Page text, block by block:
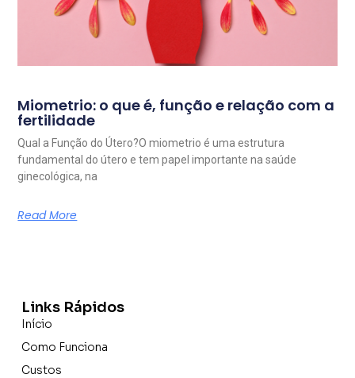
Miometrio: o que é, função e relação com a
fertilidade
Qual a Função do Útero?O miometrio é uma estrutura
fundamental do útero e tem papel importante na saúde
ginecológica, na
Read More
Links Rápidos
Início
Como Funciona
Custos